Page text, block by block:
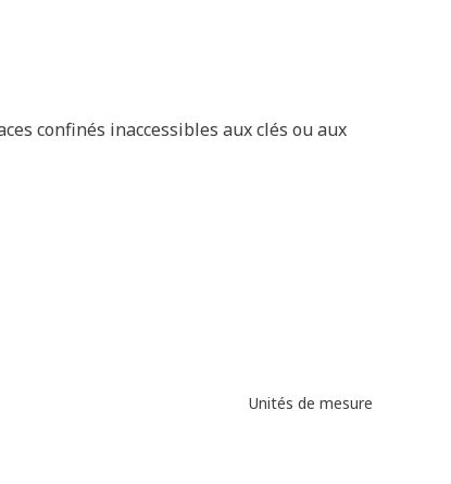
confinés inaccessibles aux clés ou aux
Unités de mesure